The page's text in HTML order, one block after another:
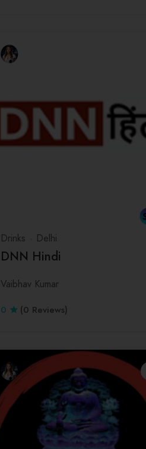
Drinks Delhi
DNN Hindi
Vaibhav Kumar
0
(0 Reviews)